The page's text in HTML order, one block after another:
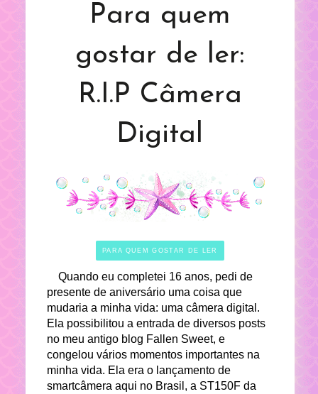
Para quem
gostar de ler:
R.I.P Câmera
Digital
PARA QUEM GOSTAR DE LER
Quando eu completei 16 anos, pedi de
presente de aniversário uma coisa que
mudaria a minha vida: uma câmera digital.
Ela possibilitou a entrada de diversos posts
no meu antigo blog Fallen Sweet, e
congelou vários momentos importantes na
minha vida. Ela era o lançamento de
smartcâmera aqui no Brasil, a ST150F da